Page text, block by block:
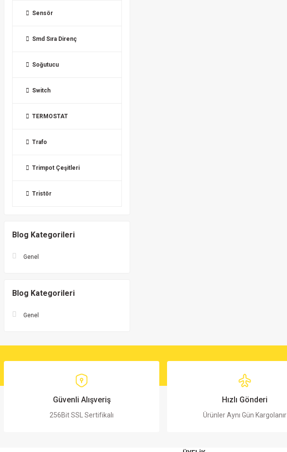
Sensör
Smd Sıra Direnç
Soğutucu
Switch
TERMOSTAT
Trafo
Trimpot Çeşitleri
Tristör
Blog Kategorileri
Genel
Blog Kategorileri
Genel
Güvenli Alışveriş
256Bit SSL Sertifikalı
Hızlı Gönderi
Ürünler Aynı Gün Kargolanır